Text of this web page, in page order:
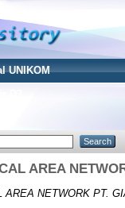
UNIKOM
AREA
AREA NETWORK PT.